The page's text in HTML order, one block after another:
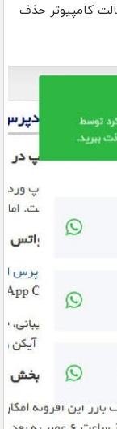
کامپیوتر حذف